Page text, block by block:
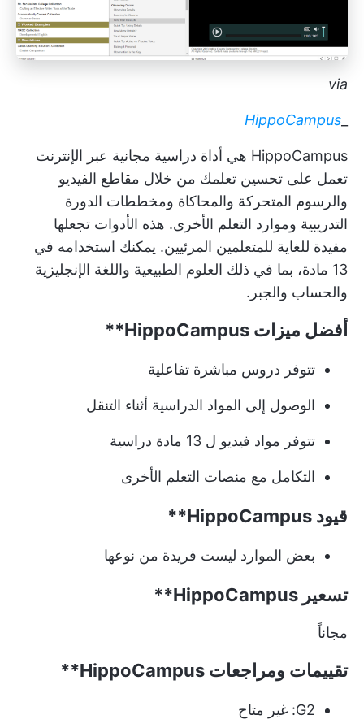
via
HippoCampus
HippoCampus هي أداة دراسية مجانية عبر الإنترنت
تعمل على تحسين تعلمك من خلال مقاطع الفيديو
والرسوم المتحركة والمحاكاة ومخططات الدورة
التدريبية وموارد التعلم الأخرى. هذه الأدوات تجعلها
مفيدة للغاية للمتعلمين المرئيين. يمكنك استخدامه في
13 مادة، بما في ذلك العلوم الطبيعية واللغة الإنجليزية
والحساب والجبر.
أفضل ميزات HippoCampus**
تتوفر دروس مباشرة تفاعلية
الوصول إلى المواد الدراسية أثناء التنقل
تتوفر مواد فيديو ل 13 مادة دراسية
التكامل مع منصات التعلم الأخرى
قيود HippoCampus**
بعض الموارد ليست فريدة من نوعها
تسعير HippoCampus**
مجاناً
تقييمات ومراجعات HippoCampus**
G2: غير متاح